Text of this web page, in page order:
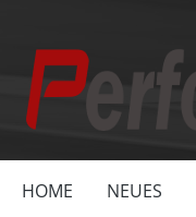
HOME NEUES